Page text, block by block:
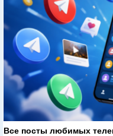
Все посты любимых